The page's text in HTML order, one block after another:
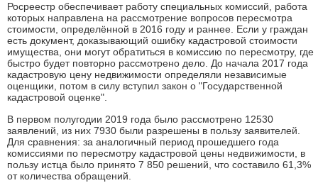
Росреестр обеспечивает работу специальных комиссий, работа
которых направлена на рассмотрение вопросов пересмотра
стоимости, определённой в 2016 году и раннее. Если у граждан
есть документ, доказывающий ошибку кадастровой стоимости
имущества, они могут обратиться в комиссию по пересмотру, где
быстро будет повторно рассмотрено дело. До начала 2017 года
кадастровую цену недвижимости определяли независимые
оценщики, потом в силу вступил закон о "Государственной
кадастровой оценке".
В первом полугодии 2019 года было рассмотрено 12530
заявлений, из них 7930 были разрешены в пользу заявителей.
Для сравнения: за аналогичный период прошедшего года
комиссиями по пересмотру кадастровой цены недвижимости, в
пользу истца было принято 7 850 решений, что составило 61,3%
от количества обращений.